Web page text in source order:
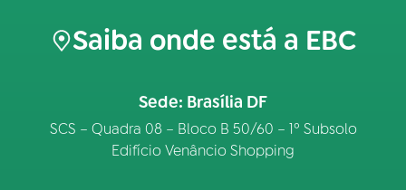
Saiba onde está a EBC
Sede: Brasília DF
SCS – Quadra 08 – Bloco B 50/60 – 1º Subsolo
Edifício Venâncio Shopping